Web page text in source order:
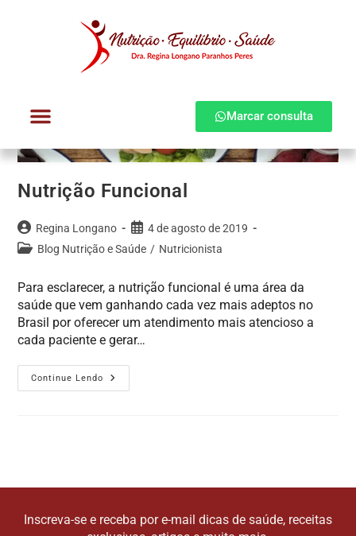
Marcar consulta
Nutrição Funcional
Regina Longano
4 de agosto de 2019
Blog Nutrição e Saúde / Nutricionista
Para esclarecer, a nutrição funcional é uma área da
saúde que vem ganhando cada vez mais adeptos no
Brasil por oferecer um atendimento mais atencioso a
cada paciente e gerar…
Continue Lendo
Inscreva-se e receba por e-mail dicas de saúde, receitas